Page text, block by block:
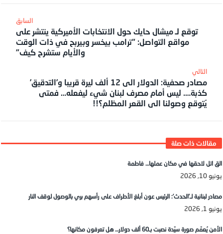
توقع لـ ميشال حايك حول الانتخابات الأميركية ينتشر على
مواقع التواصل: “ترامب بيخسر وبيربح في ذات الوقت
والأيام ستشرح كيف”
‎التالي
مصادر صحفية: الدولار الى 12 ألف ليرة قريبا و’التدقيق’
كذبة…. ليس أمام مصرف لبنان شيء ليفعله… فمتى
يُتوقع وصولنا الى القعر المظلم؟!!
الق اتل لاحقها في مكان عملها… فاطمة
يونيو 10, 2026
مصادر لبنانية لـ’الحدث’: الرئيس عون أبلغ الأطراف على رأسهم بري بالوصول لوقف النار
يونيو 1, 2026
الأمن يُعمّم صورة سيّدة نصبت بـ60 ألف دولار… هل تعرفون مكانها؟